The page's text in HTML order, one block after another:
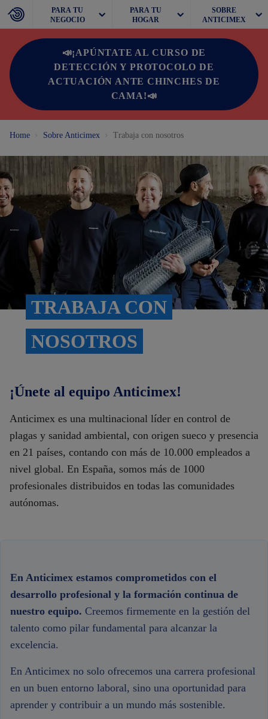
PARA TU
NEGOCIO
PARA TU
HOGAR
SOBRE
ANTICIMEX
📣¡APÚNTATE AL CURSO DE
DETECCIÓN Y PROTOCOLO DE
ACTUACIÓN ANTE CHINCHES DE
CAMA!📣
Home Sobre Anticimex Trabaja con nosotros
TRABAJA CON
NOSOTROS
¡Únete al equipo Anticimex!
Anticimex es una multinacional líder en control de
plagas y sanidad ambiental, con origen sueco y presencia
en 21 países, contando con más de 10.000 empleados a
nivel global. En España, somos más de 1000
profesionales distribuidos en todas las comunidades
autónomas.
En Anticimex estamos comprometidos con el
desarrollo profesional y la formación continua de
nuestro equipo. Creemos firmemente en la gestión del
talento como pilar fundamental para alcanzar la
excelencia.
En Anticimex no solo ofrecemos una carrera profesional
en un buen entorno laboral, sino una oportunidad para
aprender y contribuir a un mundo más sostenible.